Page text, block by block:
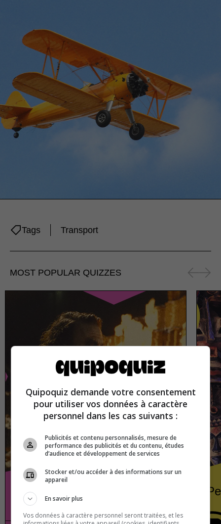
Tags Transport
MOST POPULAR QUIZZES
Villains from film and television
Quipoquiz demande votre consentement
pour utiliser vos données à caractère
personnel dans les cas suivants :
Publicités et contenu personnalisés, mesure de
performance des publicités et du contenu, études
d’audience et développement de services
Stocker et/ou accéder à des informations sur un
appareil
En savoir plus
Vos données à caractère personnel seront traitées, et les